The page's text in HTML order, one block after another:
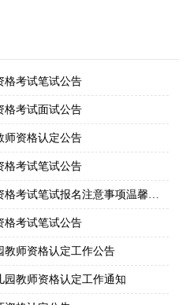
格考试笔试公告
格考试面试公告
师资格认定公告
格考试笔试公告
2024年下半年广西中小学教师资格考试笔试报名注意事项温馨提示
格考试笔试公告
教师资格认定工作公告
园教师资格认定工作通知